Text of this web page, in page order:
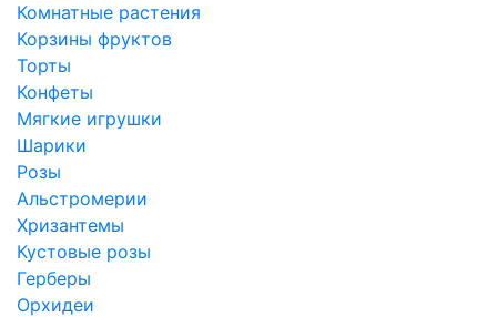
Комнатные растения
Корзины фруктов
Торты
Конфеты
Мягкие игрушки
Шарики
Розы
Альстромерии
Хризантемы
Кустовые розы
Герберы
Орхидеи